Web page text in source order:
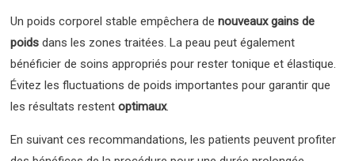
Un poids corporel stable empêchera denouveaux gains de
poids dans les zones traitées. La peau peut également
bénéficier de soins appropriés pour rester tonique et élastique.
Évitez les fluctuations de poids importantes pour garantir que
les résultats restentoptimaux.
En suivant ces recommandations, les patients peuvent profiter